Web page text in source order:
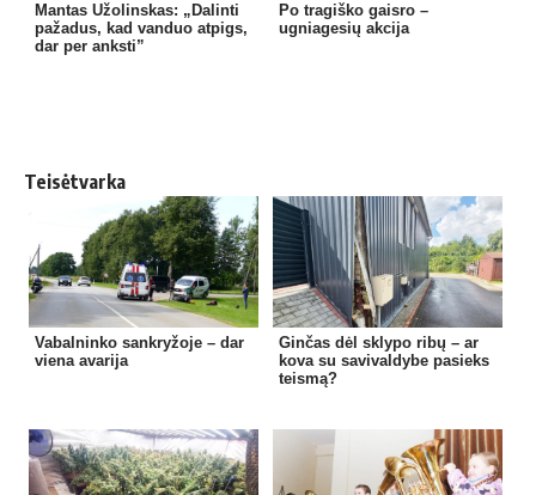
Mantas Užolinskas: „Dalinti
pažadus, kad vanduo atpigs,
dar per anksti”
Po tragiško gaisro –
ugniagesių akcija
Teisėtvarka
Vabalninko sankryžoje – dar
viena avarija
Ginčas dėl sklypo ribų – ar
kova su savivaldybe pasieks
teismą?